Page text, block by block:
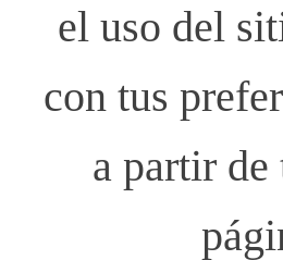
el uso del
con tus
a partir de